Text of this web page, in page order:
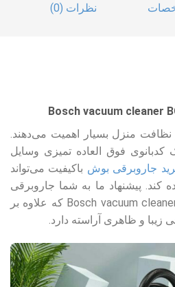
نظرات (0)
نظافت منزل بسیار اهمیت می‌دهند.
کدبانوی فوق العاده تمیزی وسایل
جاروبرقی بوش باکیفیت می‌تواند
کند. پیشنهاد ما به شما جاروبرقی
بوش مدل Bosch vacuum cleaner BGLS48GOLD که علاوه بر
و ظاهری آراسته دارد.